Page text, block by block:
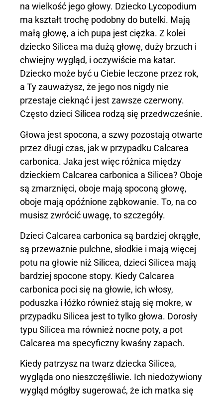
na wielkość jego głowy. Dziecko Lycopodium
ma kształt trochę podobny do butelki. Mają
małą głowę, a ich pupa jest ciężka. Z kolei
dziecko Silicea ma dużą głowę, duży brzuch i
chwiejny wygląd, i oczywiście ma katar.
Dziecko może być u Ciebie leczone przez rok,
a Ty zauważysz, że jego nos nigdy nie
przestaje cieknąć i jest zawsze czerwony.
Często dzieci Silicea rodzą się przedwcześnie.
Głowa jest spocona, a szwy pozostają otwarte
przez długi czas, jak w przypadku Calcarea
carbonica. Jaka jest więc różnica między
dzieckiem Calcarea carbonica a Silicea? Oboje
są zmarznięci, oboje mają spoconą głowę,
oboje mają opóźnione ząbkowanie. To, na co
musisz zwrócić uwagę, to szczegóły.
Dzieci Calcarea carbonica są bardziej okrągłe,
są przeważnie pulchne, słodkie i mają więcej
potu na głowie niż Silicea, dzieci Silicea mają
bardziej spocone stopy. Kiedy Calcarea
carbonica poci się na głowie, ich włosy,
poduszka i łóżko również stają się mokre, w
przypadku Silicea jest to tylko głowa. Dorosły
typu Silicea ma również nocne poty, a pot
Calcarea ma specyficzny kwaśny zapach.
Kiedy patrzysz na twarz dziecka Silicea,
wygląda ono nieszczęśliwie. Ich niedożywiony
wygląd mógłby sugerować, że ich matka się